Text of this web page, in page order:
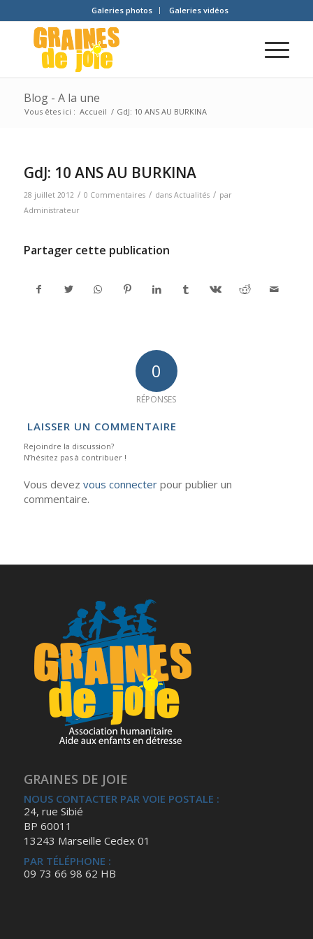
Galeries photos Galeries vidéos
Blog - A la une
Vous êtes ici : Accueil / GdJ: 10 ANS AU BURKINA
GdJ: 10 ANS AU BURKINA
28 juillet 2012 / 0 Commentaires / dans Actualités / par
Administrateur
Partager cette publication
0
RÉPONSES
LAISSER UN COMMENTAIRE
Rejoindre la discussion?
N’hésitez pas à contribuer !
Vous devez vous connecterpour publier un
commentaire.
GRAINES DE JOIE
NOUS CONTACTER PAR VOIE POSTALE :
24, rue Sibié
BP 60011
13243 Marseille Cedex 01
PAR TÉLÉPHONE :
09 73 66 98 62 HB